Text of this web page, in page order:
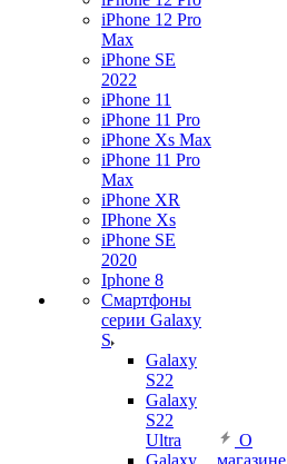
iPhone 12 Pro
Max
iPhone SE
2022
iPhone 11
iPhone 11 Pro
iPhone Xs Max
iPhone 11 Pro
Max
iPhone XR
IPhone Xs
iPhone SE
2020
Iphone 8
Смартфоны
серии Galaxy
S
Galaxy
S22
Galaxy
S22
Ultra
Galaxy
О
магазине